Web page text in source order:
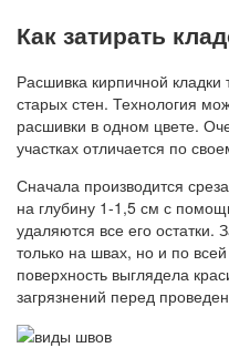
Как затирать
Расшивка кирпичной кладки
старых стен. Технология
расшивки в одном цвете.
участках отличается по
Сначала производится
на глубину 1-1,5 см с
удаляются все его остатки.
только на швах, но и по
поверхность выглядела
загрязнений перед